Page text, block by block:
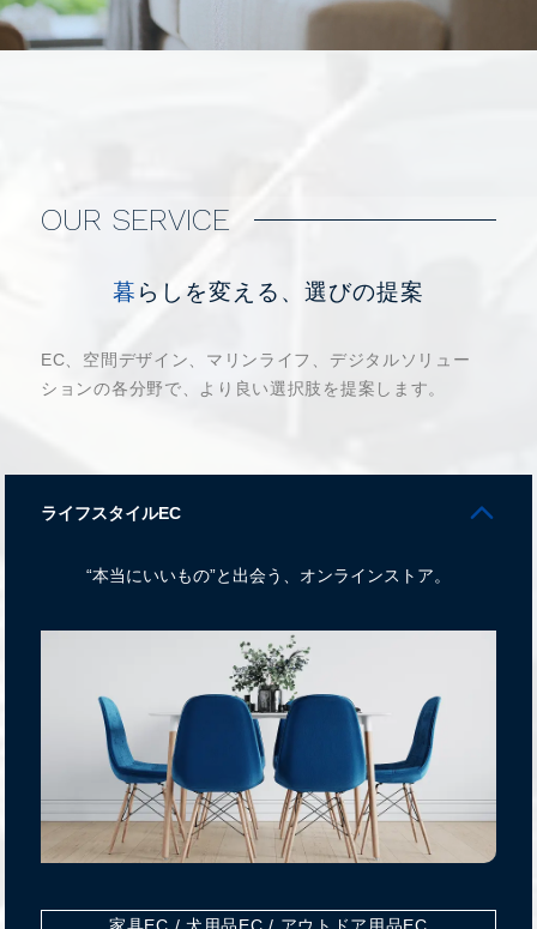
OUR SERVICE
暮らしを変える、選びの提案
EC、空間デザイン、マリンライフ、デジタルソリュー
ションの各分野で、より良い選択肢を提案します。
arrow_forward_ios
ライフスタイルEC
“本当にいいもの”と出会う、オンラインストア。